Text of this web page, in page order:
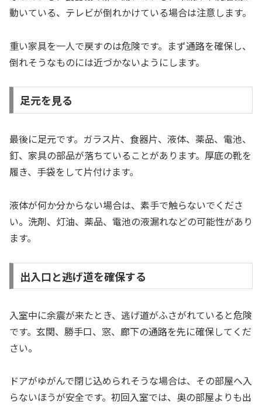
動いている、テレビが倒れかけている場合は注意します。
重い家具を一人で戻すのは危険です。まず通路を確保し、
倒れそうなものには近づかないようにします。
足元を見る
最後に足元です。ガラス片、食器片、液体、薬品、電池、
釘、家具の部品が落ちていることがあります。厚底の靴を
履き、手袋をして片付けます。
液体が何か分からない場合は、素手で触らないでくださ
い。洗剤、灯油、薬品、電池の液漏れなどの可能性があり
ます。
出入口と逃げ道を確保する
入室中に余震が来たとき、逃げ道がふさがれていると危険
です。玄関、勝手口、窓、廊下の通路を先に確保してくだ
さい。
ドアがゆがんで閉じ込められそうな場合は、その部屋へ入
らないほうが安全です。初回入室では、奥の部屋よりも出